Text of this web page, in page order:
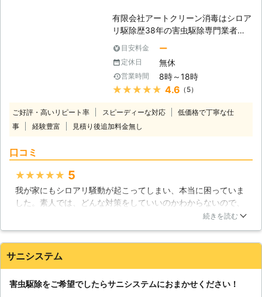
お客様のご依頼内容によって金額は異
なるため、正確な金額はご依頼時のお
見積りにてご提示いたします
証書」と「管理保証書」の2通りの保
証書を提供しております。 ・「しろ
あり防除保証書」について シロアリ
が発生した場合に、被害にあった部位
を修理費用1,000万円上限として修理
させていただく保険会社加入の保証で
す。 ・「管理保証書」について 施工
で駆除処理をおこなうという当初規定
の保証になります。 また、住まいや
ます。
2016年11月30日
有限会社アートクリーン消毒はシロア
リ駆除歴38年の害虫駆除専門業者。
ヤマトシロアリやアメリカカンザイシ
ロアリなど幅広いシロアリに対応して
おり、駆除実績も豊富です。 埼玉県
さいたま市を中心に1坪4,400円～(税
込)からご相談を承ります。 出張費、
アフターフォローとして5～7年の安
心保証をお付けします。 ※ご希望によ
術を用いて駆除をさせていただきま
す。 ■シロアリ駆除歴38年の害虫駆
除専門業者 弊社はシロアリ駆除歴38
レルギーなどの方にも安心な薬剤を使
目安料金 ー
定休日 無休
営業時間 8時～18時
★★★★★ 4.6 （5）
ご好評・高いリピート率 スピーディーな対応
低価格で丁寧な仕
事
経験豊富 見積り後追加料金無し
口コミ
★★★★★ 5
我が家にもシロアリ騒動が起こってしまい、本当に困っていま
した。素人では、どんな対策をしていいのかわからないので、
いろいろ調べた結果、業者に対処を依頼することにしました。
仕事で我が家の悩みに対処してくれたことに感謝しています。
作業以来、我が家のシロアリ騒動もおさまっているのでとても
続きを読む
サニシステム
害虫駆除をご希望でしたらサニシステムにおまかせください！